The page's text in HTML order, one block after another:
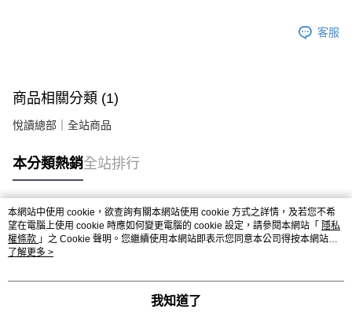
客服
商品相關分類 (1)
悅讀總部｜全站商品
本分類熱銷全站排行
熱門標籤
本網站中使用 cookie，欲查詢有關本網站使用 cookie 方式之詳情，及若您不希
望在電腦上使用 cookie 時應如何變更電腦的 cookie 設定，請參閱本網站「 隱私
權條款 」之 Cookie 聲明。您繼續使用本網站即表示您同意本公司得按本網站使
用條款之 Cookie 聲明使用 cookie。
了解更多 >
我知道了